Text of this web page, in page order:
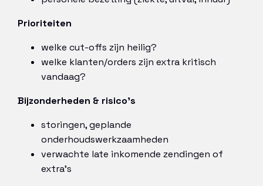
Prioriteiten
welke cut-offs zijn heilig?
welke klanten/orders zijn extra kritisch
vandaag?
Bijzonderheden & risico’s
storingen, geplande
onderhoudswerkzaamheden
verwachte late inkomende zendingen of
extra’s